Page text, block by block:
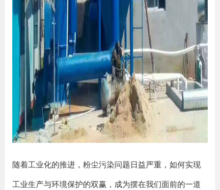
随着工业化的推进，粉尘污染问题日益严重，如何实现
工业生产与环境保护的双赢，成为摆在我们面前的一道